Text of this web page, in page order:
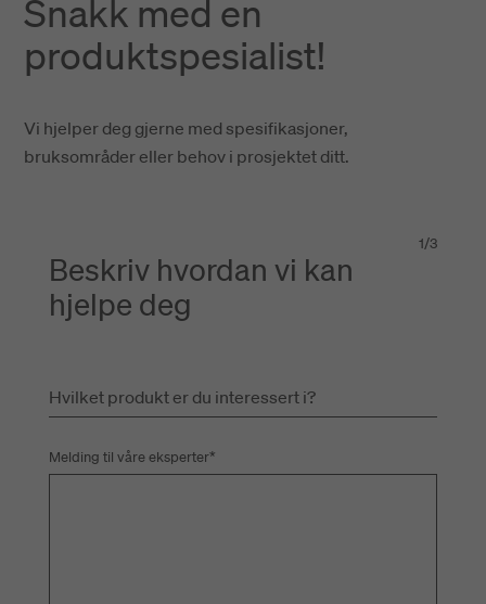
Snakk med en
produktspesialist!
Vi hjelper deg gjerne med spesifikasjoner,
bruksområder eller behov i prosjektet ditt.
1/3
Beskriv hvordan vi kan
hjelpe deg
Hvilket produkt er du interessert i?
Melding til våre eksperter*